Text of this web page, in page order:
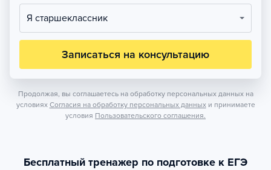
Я старшеклассник
Записаться на консультацию
Продолжая, вы соглашаетесь на обработку персональных данных на
условиях Согласия на обработку персональных данных и принимаете
условия Пользовательского соглашения.
Бесплатный тренажер по подготовке к ЕГЭ